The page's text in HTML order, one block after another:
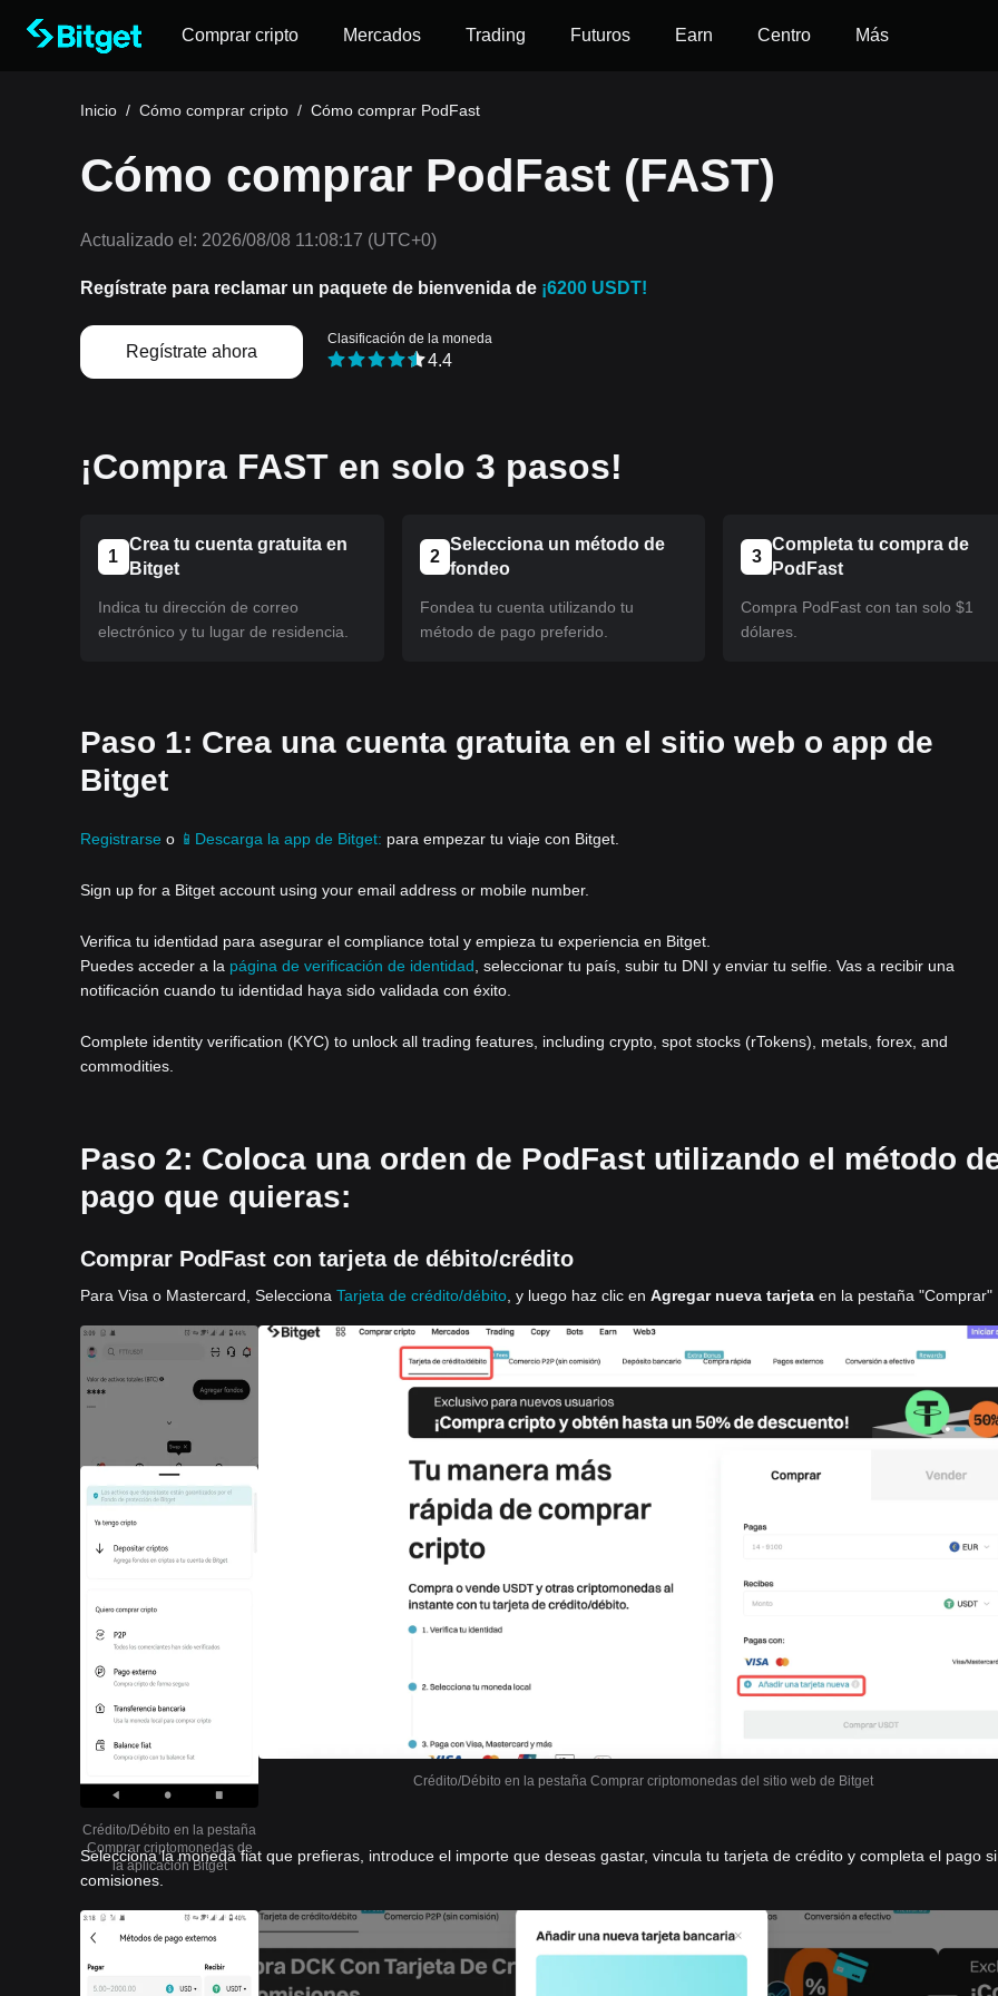
Comprar cripto Mercados Trading Futuros Earn Centro Más
Inicio / Cómo comprar cripto / Cómo comprar PodFast
Cómo comprar PodFast (FAST)
Actualizado el: 2026/08/08 11:08:17 (UTC+0)
Regístrate para reclamar un paquete de bienvenida de ¡6200 USDT!
Regístrate ahora
Clasificación de la moneda
4.4
¡Compra FAST en solo 3 pasos!
1
Crea tu cuenta gratuita en
Bitget
Indica tu dirección de correo
electrónico y tu lugar de residencia.
2
Selecciona un método de
fondeo
Fondea tu cuenta utilizando tu
método de pago preferido.
3
Completa tu compra de
PodFast
Compra PodFast con tan solo $1
dólares.
Paso 1: Crea una cuenta gratuita en el sitio web o app de
Bitget
Registrarse o 📱Descarga la app de Bitget: para empezar tu viaje con Bitget.
Sign up for a Bitget account using your email address or mobile number.
Verifica tu identidad para asegurar el compliance total y empieza tu experiencia en Bitget.
Puedes acceder a la página de verificación de identidad , seleccionar tu país, subir tu DNI y enviar tu selfie. Vas a recibir una
notificación cuando tu identidad haya sido validada con éxito.
Complete identity verification (KYC) to unlock all trading features, including crypto, spot stocks (rTokens), metals, forex, and
commodities.
Paso 2: Coloca una orden de PodFast utilizando el método
pago que quieras:
Comprar PodFast con tarjeta de débito/crédito
Para Visa o Mastercard, Selecciona Tarjeta de crédito/débito , y luego haz clic en Agregar nueva tarjeta en la pestaña "Comprar"
Crédito/Débito en la pestaña
Comprar criptomonedas de
la aplicación Bitget
Crédito/Débito en la pestaña Comprar criptomonedas del sitio web de Bitget
Selecciona la moneda fiat que prefieras, introduce el importe que deseas gastar, vincula tu tarjeta de crédito y completa el pago
comisiones.